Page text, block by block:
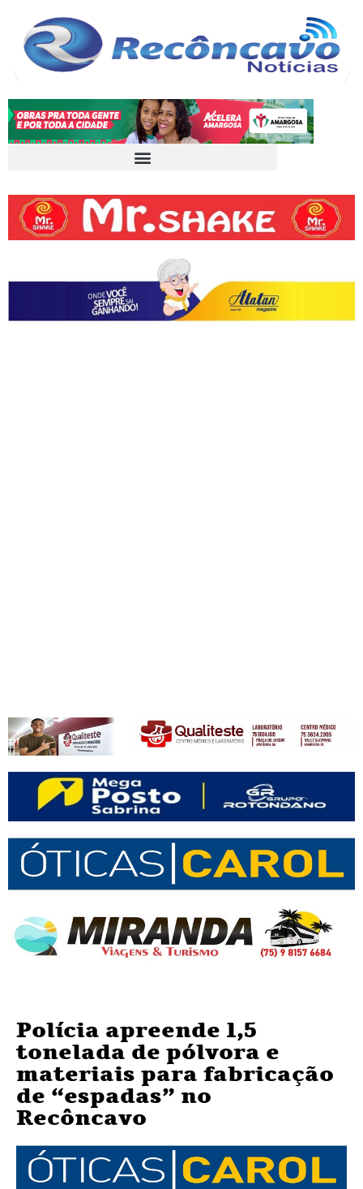
Polícia apreende 1,5
tonelada de pólvora e
materiais para fabricação
de “espadas” no
Recôncavo